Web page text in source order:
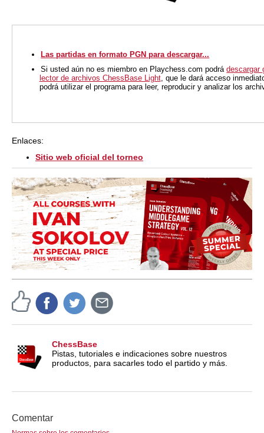
Las partidas en formato PGN para descargar...
Si usted aún no es miembro en Playchess.com podrádescargar
lector de archivos ChessBase Light, que le dará acceso
podrá utilizar el programa para leer, reproducir y analizar los
Enlaces:
Sitio web oficial del torneo
ChessBase
Pistas, tutoriales e indicaciones sobre nuestros
productos, para sacarles todo el partido y más.
Comentar